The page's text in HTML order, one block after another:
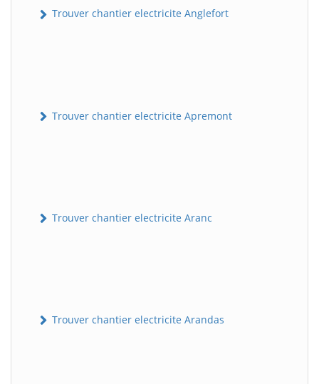
Trouver chantier electricite Anglefort
Trouver chantier electricite Apremont
Trouver chantier electricite Aranc
Trouver chantier electricite Arandas